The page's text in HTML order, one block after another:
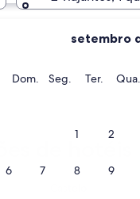
setembro
Dom. Domingo
Seg. Segunda-
Ter. Terça-
Qua.
1 2
6 7 8 9
Jyväskylä
de hotéis